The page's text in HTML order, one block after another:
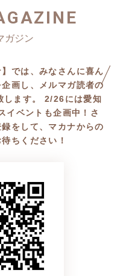
では、みなさんに喜ん
画し、メルマガ読者の
します。 2/26には愛知
イベントも企画中！さ
をして、マカナからの
ちください！